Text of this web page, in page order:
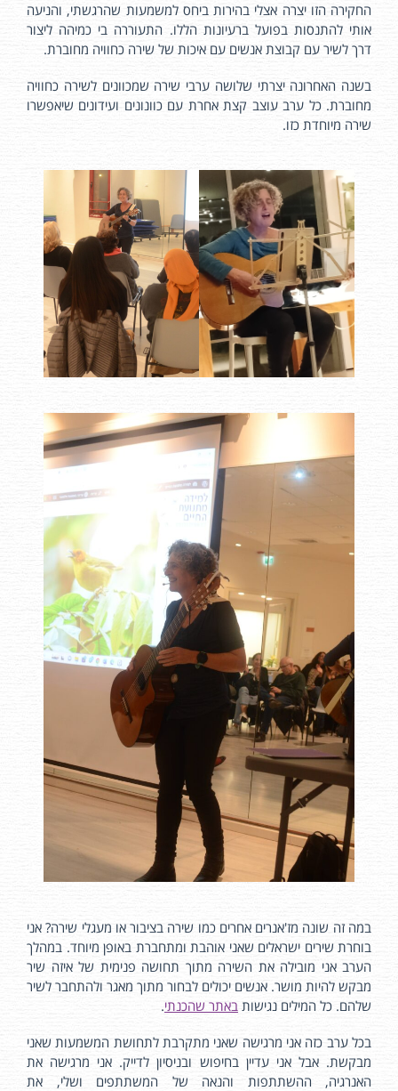
החקירה הזו יצרה אצלי בהירות ביחס למשמעות שהרגשתי, והניעה
אותי להתנסות בפועל ברעיונות הללו. התעוררה בי כמיהה ליצור
דרך לשיר עם קבוצת אנשים עם איכות של שירה כחוויה מחוברת.
בשנה האחרונה יצרתי שלושה ערבי שירה שמכוונים לשירה כחוויה
מחוברת. כל ערב עוצב קצת אחרת עם כוונונים ועידונים שיאפשרו
שירה מיוחדת כזו.
במה זה שונה מז'אנרים אחרים כמו שירה בציבור או מעגלי שירה? אני
בוחרת שירים ישראלים שאני אוהבת ומתחברת באופן מיוחד. במהלך
הערב אני מובילה את השירה מתוך תחושה פנימית של איזה שיר
מבקש להיות מושר. אנשים יכולים לבחור מתוך מאגר ולהתחבר לשיר
שלהם. כל המילים נגישות באתר שהכנתי.
בכל ערב כזה אני מרגישה שאני מתקרבת לתחושת המשמעות שאני
מבקשת. אבל אני עדיין בחיפוש ובניסיון לדייק. אני מרגישה את
האנרגיה, ההשתתפות והנאה של המשתתפים ושלי, את